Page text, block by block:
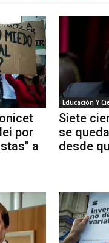
por
a
Educación Y
Siete
se
desde